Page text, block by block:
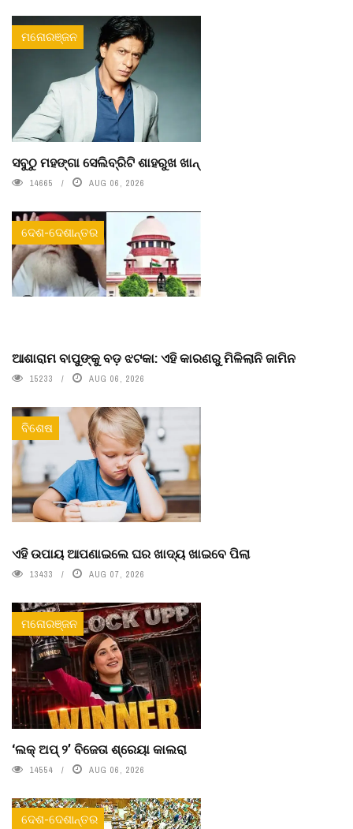
ମନୋରଞ୍ଜନ
ସବୁଠୁ ମହଙ୍ଗା ସେଲିବ୍ରିଟି ଶାହରୁଖ ଖାନ୍
14665 AUG 06, 2026
ଦେଶ-ଦେଶାନ୍ତର
ଆଶାରାମ ବାପୁଙ୍କୁ ବଡ଼ ଝଟକା: ଏହି କାରଣରୁ ମିଳିଲାନି ଜାମିନ
15233 AUG 06, 2026
ବିଶେଷ
ଏହି ଉପାୟ ଆପଣାଇଲେ ଘର ଖାଦ୍ୟ ଖାଇବେ ପିଲା
13433 AUG 07, 2026
ମନୋରଞ୍ଜନ
‘ଲକ୍ ଅପ୍ ୨’ ବିଜେତା ଶ୍ରେୟା କାଲରା
14554 AUG 06, 2026
ଦେଶ-ଦେଶାନ୍ତର